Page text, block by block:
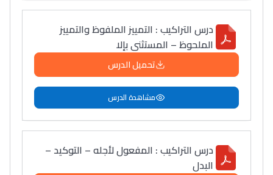
درس التراكيب : التمييز الملفوظ والتمييز
الملحوظ – المستثنى بإلا
تحميل الدرس
مشاهدة الدرس
درس التراكيب : المفعول لأجله – التوكيد –
البدل